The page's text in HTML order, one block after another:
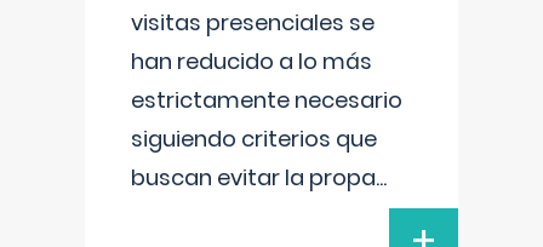
visitas presenciales se
han reducido a lo más
estrictamente necesario
siguiendo criterios que
buscan evitar la propa...